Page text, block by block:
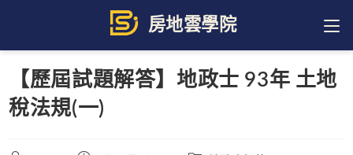
content
【歷屆試題解答】地政士 93年 土地
稅法規(一)